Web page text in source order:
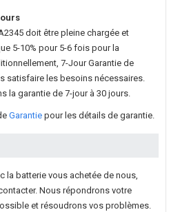
doit être pleine chargée et
5-10% pour 5-6 fois pour la
7-Jour Garantie de
satisfaire les besoins nécessaires.
la garantie de 7-jour à 30 jours.
Garantie pour les détails de garantie.
la batterie vous achetée de nous,
Nous répondrons votre
et résoudrons vos problèmes.